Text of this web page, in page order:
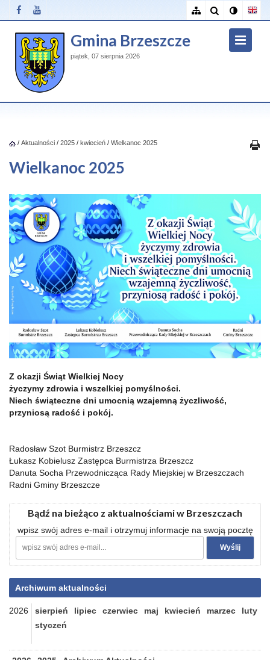
Gmina Brzeszcze
piątek, 07 sierpnia 2026
/ Aktualności / 2025 / kwiecień / Wielkanoc 2025
Wielkanoc 2025
Z okazji Świąt Wielkiej Nocy
życzymy zdrowia i wszelkiej pomyślności.
Niech świąteczne dni umocnią wzajemną życzliwość,
przyniosą radość i pokój.
Radosław Szot Burmistrz Brzeszcz
Łukasz Kobielusz Zastępca Burmistrza Brzeszcz
Danuta Socha Przewodnicząca Rady Miejskiej w Brzeszczach
Radni Gminy Brzeszcze
Bądź na bieżąco z aktualnościami w Brzeszczach
wpisz swój adres e-mail i otrzymuj informacje na swoją pocztę
Archiwum aktualności
2026 sierpień lipiec czerwiec maj kwiecień marzec
luty
styczeń